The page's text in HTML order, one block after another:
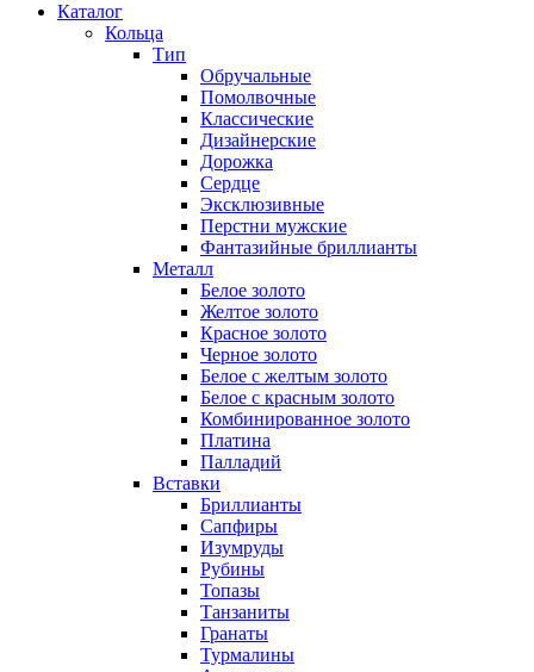
Каталог
Кольца
Тип
Обручальные
Помолвочные
Классические
Дизайнерские
Дорожка
Сердце
Эксклюзивные
Перстни мужские
Фантазийные бриллианты
Металл
Белое золото
Желтое золото
Красное золото
Черное золото
Белое с желтым золото
Белое с красным золото
Комбинированное золото
Платина
Палладий
Вставки
Бриллианты
Сапфиры
Изумруды
Рубины
Топазы
Танзаниты
Гранаты
Турмалины